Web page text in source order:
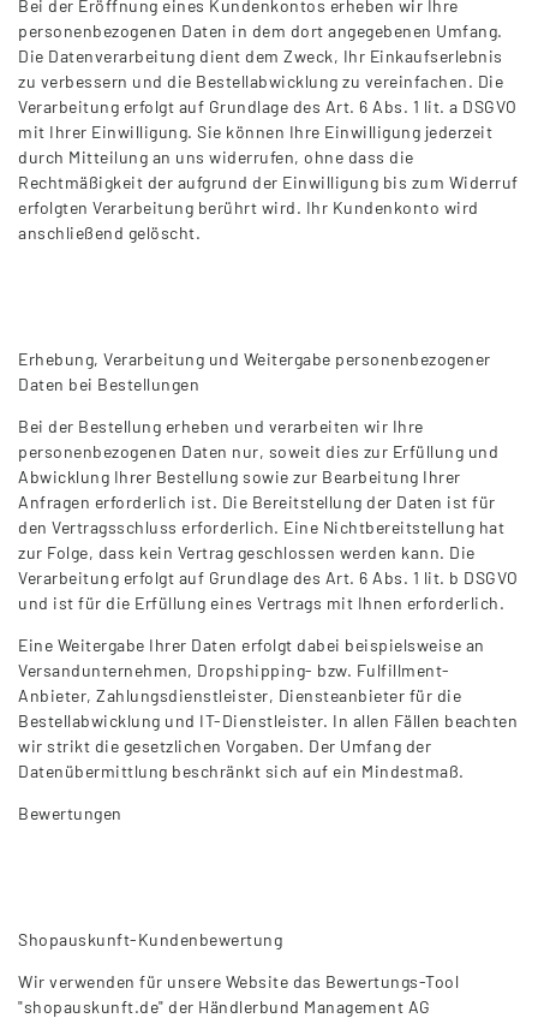
Bei der Eröffnung eines Kundenkontos erheben wir Ihre
personenbezogenen Daten in dem dort angegebenen Umfang.
Die Datenverarbeitung dient dem Zweck, Ihr Einkaufserlebnis
zu verbessern und die Bestellabwicklung zu vereinfachen. Die
Verarbeitung erfolgt auf Grundlage des Art. 6 Abs. 1 lit. a DSGVO
mit Ihrer Einwilligung. Sie können Ihre Einwilligung jederzeit
durch Mitteilung an uns widerrufen, ohne dass die
Rechtmäßigkeit der aufgrund der Einwilligung bis zum Widerruf
erfolgten Verarbeitung berührt wird. Ihr Kundenkonto wird
anschließend gelöscht.
Erhebung, Verarbeitung und Weitergabe personenbezogener
Daten bei Bestellungen
Bei der Bestellung erheben und verarbeiten wir Ihre
personenbezogenen Daten nur, soweit dies zur Erfüllung und
Abwicklung Ihrer Bestellung sowie zur Bearbeitung Ihrer
Anfragen erforderlich ist. Die Bereitstellung der Daten ist für
den Vertragsschluss erforderlich. Eine Nichtbereitstellung hat
zur Folge, dass kein Vertrag geschlossen werden kann. Die
Verarbeitung erfolgt auf Grundlage des Art. 6 Abs. 1 lit. b DSGVO
und ist für die Erfüllung eines Vertrags mit Ihnen erforderlich.
Eine Weitergabe Ihrer Daten erfolgt dabei beispielsweise an
Versandunternehmen, Dropshipping- bzw. Fulfillment-
Anbieter, Zahlungsdienstleister, Diensteanbieter für die
Bestellabwicklung und IT-Dienstleister. In allen Fällen beachten
wir strikt die gesetzlichen Vorgaben. Der Umfang der
Datenübermittlung beschränkt sich auf ein Mindestmaß.
Bewertungen
Shopauskunft-Kundenbewertung
Wir verwenden für unsere Website das Bewertungs-Tool
"shopauskunft.de" der Händlerbund Management AG